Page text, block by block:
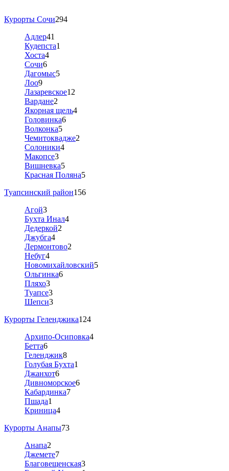
Курорты Сочи294
Адлер41
Кудепста1
Хоста4
Сочи6
Дагомыс5
Лоо9
Лазаревское12
Вардане2
Якорная щель4
Головинка6
Волконка5
Чемитоквадже2
Солоники4
Макопсе3
Вишневка5
Красная Поляна5
Туапсинский район156
Агой3
Бухта Инал4
Дедеркой2
Джубга4
Лермонтово2
Небуг4
Новомихайловский5
Ольгинка6
Пляхо3
Туапсе3
Шепси3
Курорты Геленджика124
Архипо-Осиповка4
Бетта6
Геленджик8
Голубая Бухта1
Джанхот6
Дивноморское6
Кабардинка7
Пшада1
Криница4
Курорты Анапы73
Анапа2
Джемете7
Благовещенская3